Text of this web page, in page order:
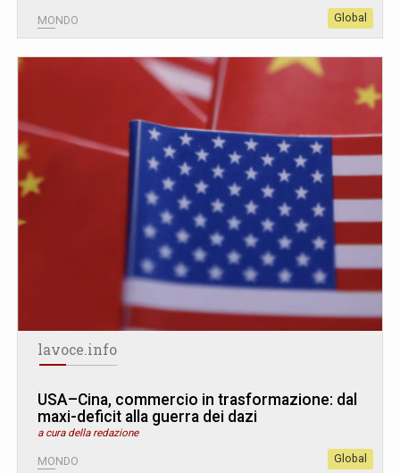
MONDO Global
lavoce.info
USA–Cina, commercio in trasformazione: dal
maxi-deficit alla guerra dei dazi
a cura della redazione
MONDO Global